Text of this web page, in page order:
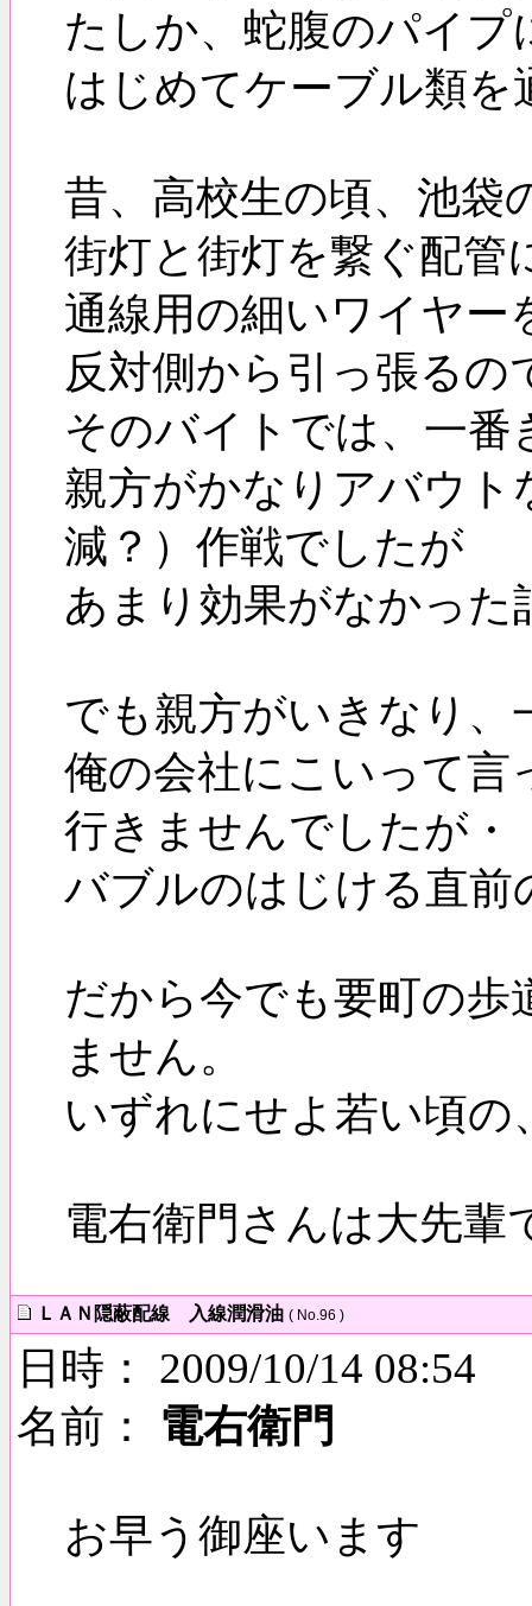
たしか、蛇腹のパイ
はじめてケーブル類
昔、高校生の頃、池袋
街灯と街灯を繋ぐ配管
通線用の細いワイヤー
反対側から引っ張る
そのバイトでは、一番
親方がかなりアバウト
減？）作戦でしたが
あまり効果がなかった
でも親方がいきなり
俺の会社にこいって言
行きませんでしたが・
バブルのはじける直前
だから今でも要町の歩
ません。
いずれにせよ若い頃の
電右衛門さんは大先輩
ＬＡＮ隠蔽配線 入線潤滑油 ( No.96 )
日時： 2009/10/14 08:54
名前： 電右衛門
お早う御座います